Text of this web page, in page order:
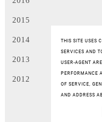
2015
2014
2013
2012
ŁĄCZNA
THIS SITE USES
SERVICES AND
USER-AGENT
PERFORMANCE
OF SERVICE,
AND ADDRESS